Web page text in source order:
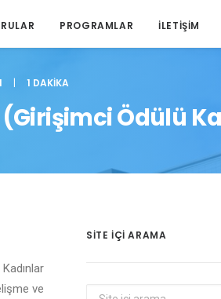
PROGRAMLAR İLETIŞIM
| 1 DAKIKA
(Girişimci Ödülü
ve
SITE IÇI ARAMA